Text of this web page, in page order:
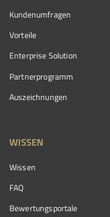
Kundenumfragen
Vorteile
Enterprise Solution
Partnerprogramm
Auszeichnungen
WISSEN
Wissen
FAQ
Bewertungsportale